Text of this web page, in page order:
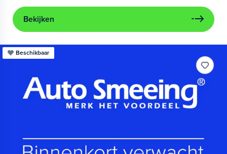
Bekijken
Beschikbaar